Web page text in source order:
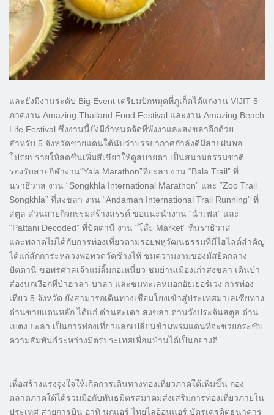
และยังมีงานระดับ Big Event เตรียมปักหมุดที่ภูเก็ตได้แก่งาน VIJIT 5
ภาคงาน Amazing Thailand Food Festival และงาน Amazing Beach
Life Festival ซึ่งงานนี้ยังมีกำหนดจัดที่พังงาและสงขลาอีกด้วย
สำหรับ 5 จังหวัดชายแดนใต้นับว่าบรรยากาศกำลังดีมีสายฝนพอ
โปรยปรายให้สดชื่นเพิ่มสีเขียวให้ดูสบายตา เป็นสนามธรรมชาติ
รองรับสายกีฬางาน“Yala Marathon”ที่ยะลา งาน “Bala Trail” ที่
นราธิวาส งาน “Songkhla International Marathon” และ “Zoo Trail
Songkhla” ที่สงขลา งาน “Andaman International Trail Running” ที่
สตูล ส่วนสายกิจกรรมสร้างสรรค์ ขอแนะนำงาน “ฉ่ำเฟส” และ
“Pattani Decoded” ที่ปัตตานี งาน “โล๊ะ Market” ที่นราธิวาส
และพลาดไม่ได้กับการท่องเที่ยวตามรอยพหุวัฒนธรรมที่มีไฮไลต์สำคัญ
ได้แก่สักการะหลวงพ่อทวดวัดช้างไห้ ชมความงามของมัสยิดกลาง
ปัตตานี ขอพรศาลเจ้าแม่ลิ้มกอเหนี่ยว ชมย่านเมืองเก่าสงขลา เดินป่า
ส่องนกเงือกที่ป่าฮาลา-บาลา และชมทะเลหมอกอัยเยอร์เวง การท่อง
เที่ยว 5 จังหวัด ยังสามารถเดินทางเชื่อมโยงเข้าสู่ประเทศมาเลเซียทาง
ด่านชายแดนหลัก ได้แก่ ด่านสะเดา สงขลา ด่านวังประจันสตูล ด่าน
เบตง ยะลา เป็นการท่องเที่ยวแลกเปลี่ยนข้ามพรมแดนที่จะช่วยกระชับ
ความสัมพันธ์ระหว่างมิตรประเทศเพื่อนบ้านได้เป็นอย่างดี
เพื่อสร้างแรงจูงใจให้เกิดการเดินทางท่องเที่ยวภาคใต้เพิ่มขึ้น กอง
ตลาดภาคใต้ได้ร่วมมือกับพันธมิตรสมาคมส่งเสริมการท่องเที่ยวภายใน
ประเทศ สายการบิน อาทิ นกแอร์ ไทยไลอ้อนแอร์ บัตรเครดิตธนาคาร